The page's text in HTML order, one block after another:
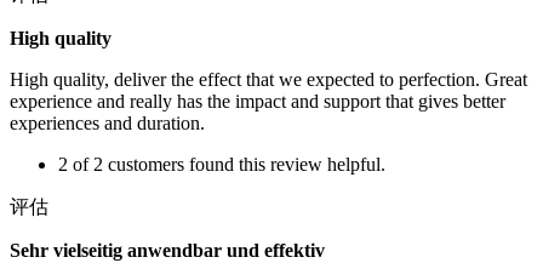
High quality
High quality, deliver the effect that we expected to perfection. Great
experience and really has the impact and support that gives better
experiences and duration.
2 of 2 customers found this review helpful.
评估
Sehr vielseitig anwendbar und effektiv